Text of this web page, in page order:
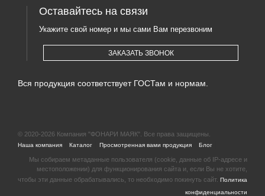
Оставайтесь на связи
Укажите свой номер и мы сами Вам перезвоним
ЗАКАЗАТЬ ЗВОНОК
Вся продукция соответствует ГОСТам и нормам.
© 2020-2026 Компания "ФОНАРИ МАЯК". Все права защищены.
Наша компания Каталог Просмотренная вами продукция Блог
Мы собираем метаданные пользователя (cookie, данные об IP-адресе и
местоположении) для функционирования сайта и, если Вы не хотите,
чтобы эти данные обрабатывались, то необходимо покинуть сайт. Политика
конфиденциальности